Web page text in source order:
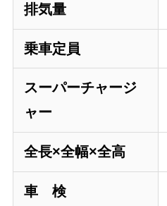
排気量
乗車定員
スーパーチャージ
ャー
全長×全幅×全高
車 検